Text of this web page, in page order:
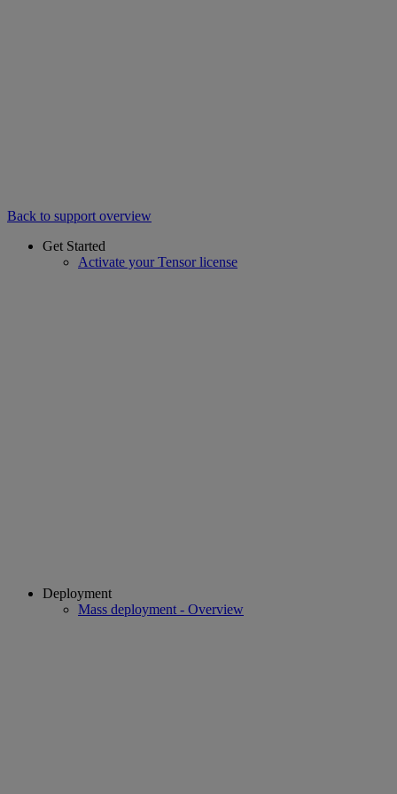
Back to support overview
Get Started
Activate your Tensor license
Deployment
Mass deployment - Overview